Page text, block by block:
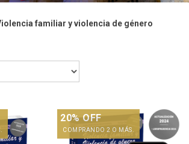
familiar y violencia de género
20% OFF
COMPRANDO 2 O MÁS.